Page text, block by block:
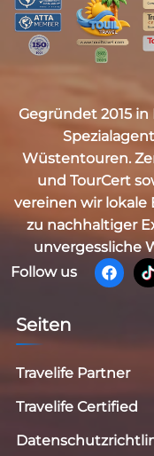
Gegründet 2015 in
Wüstentouren.
und TourCert
vereinen wir
zu nachhaltiger
unvergessliche
Follow us
Seiten
Travelife Partner
Travelife Certified